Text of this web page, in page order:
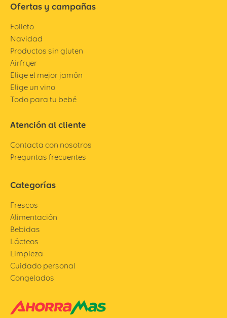
Ofertas y campañas
Folleto
Navidad
Productos sin gluten
Airfryer
Elige el mejor jamón
Elige un vino
Todo para tu bebé
Atención al cliente
Contacta con nosotros
Preguntas frecuentes
Categorías
Frescos
Alimentación
Bebidas
Lácteos
Limpieza
Cuidado personal
Congelados